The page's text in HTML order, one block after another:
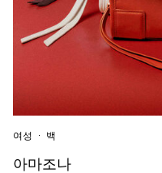
여성 백
아마조나